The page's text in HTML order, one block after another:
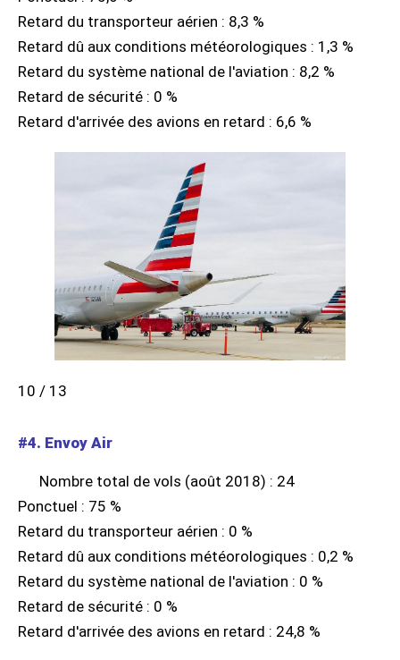
Retard du transporteur aérien : 8,3 %
Retard dû aux conditions météorologiques : 1,3 %
Retard du système national de l'aviation : 8,2 %
Retard de sécurité : 0 %
Retard d'arrivée des avions en retard : 6,6 %
10 / 13
#4. Envoy Air
Nombre total de vols (août 2018) : 24
Ponctuel : 75 %
Retard du transporteur aérien : 0 %
Retard dû aux conditions météorologiques : 0,2 %
Retard du système national de l'aviation : 0 %
Retard de sécurité : 0 %
Retard d'arrivée des avions en retard : 24,8 %